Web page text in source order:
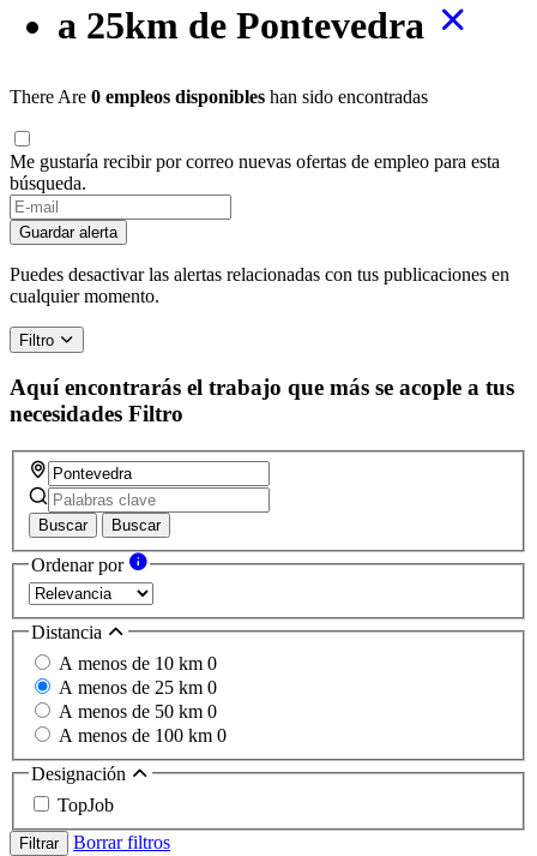
a 25km de Pontevedra
There Are 0 empleos disponibles han sido encontradas
Me gustaría recibir por correo nuevas ofertas de empleo para esta
búsqueda.
If
you
are
a
human,
ignore
this
field
Guardar alerta
Puedes desactivar las alertas relacionadas con tus publicaciones en
cualquier momento.
Filtro
Aquí encontrarás el trabajo que más se acople a tus
necesidades Filtro
Buscar Buscar
Ordenar por
Distancia
A menos de 10 km 0
A menos de 25 km 0
A menos de 50 km 0
A menos de 100 km 0
Designación
TopJob
Filtrar
Borrar filtros